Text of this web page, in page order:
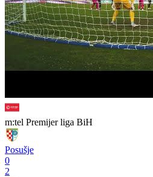
m:tel Premijer liga BiH
Posušje
0
2